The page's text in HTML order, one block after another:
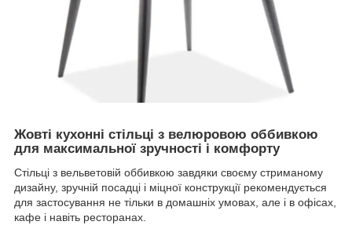
Жовті кухонні стільці з велюровою оббивкою
для максимальної зручності і комфорту
Стільці з вельветовій оббивкою завдяки своєму стриманому
дизайну, зручній посадці і міцної конструкції рекомендується
для застосування не тільки в домашніх умовах, але і в офісах,
кафе і навіть ресторанах.